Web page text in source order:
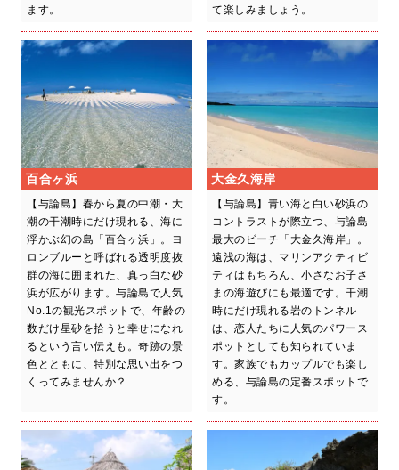
ます。
て楽しみましょう。
百合ヶ浜
【与論島】春から夏の中潮・大
潮の干潮時にだけ現れる、海に
浮かぶ幻の島「百合ヶ浜」。ヨ
ロンブルーと呼ばれる透明度抜
群の海に囲まれた、真っ白な砂
浜が広がります。与論島で人気
No.1の観光スポットで、年齢の
数だけ星砂を拾うと幸せになれ
るという言い伝えも。奇跡の景
色とともに、特別な思い出をつ
くってみませんか？
大金久海岸
【与論島】青い海と白い砂浜の
コントラストが際立つ、与論島
最大のビーチ「大金久海岸」。
遠浅の海は、マリンアクティビ
ティはもちろん、小さなお子さ
まの海遊びにも最適です。干潮
時にだけ現れる岩のトンネル
は、恋人たちに人気のパワース
ポットとしても知られていま
す。家族でもカップルでも楽し
める、与論島の定番スポットで
す。